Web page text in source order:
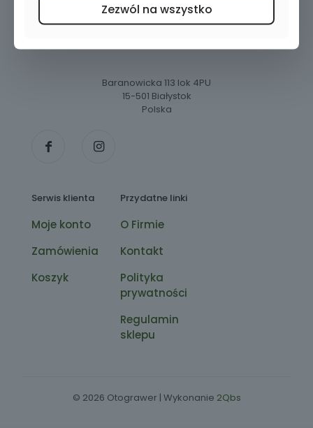
Masz pytania? Zadzwoń do nas!
Baranowicka 113 lok 4PU
15-501 Białystok
Polska
Serwis klienta
Moje konto
Zamówienia
Koszyk
Przydatne linki
O Firmie
Kontakt
Polityka
prywatności
Regulamin
sklepu
© 2026 Otograwer | Wykonanie 2Qbs
Zezwól na wszystko